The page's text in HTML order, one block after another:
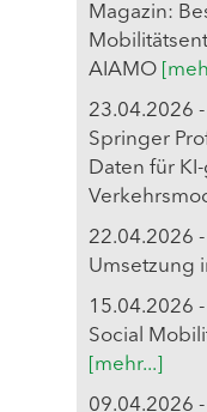
Magazin:
AIAMO
23.04.2026
Springer
Daten für
22.04.2026
Umsetzung
15.04.2026
Social
[mehr...]
09.04.2026